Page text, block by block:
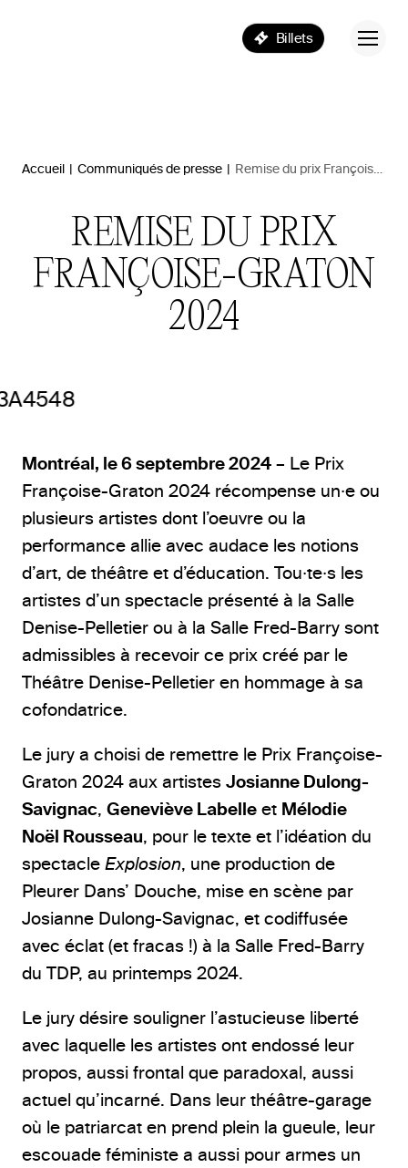
Billets
Accueil | Communiqués de presse | Remise du prix Françoise-Graton 2024
REMISE DU PRIX
FRANÇOISE-GRATON
2024
Montréal, le 6 septembre 2024 – Le Prix
Françoise-Graton 2024 récompense un·e ou
plusieurs artistes dont l’oeuvre ou la
performance allie avec audace les notions
d’art, de théâtre et d’éducation. Tou·te·s les
artistes d’un spectacle présenté à la Salle
Denise-Pelletier ou à la Salle Fred-Barry sont
admissibles à recevoir ce prix créé par le
Théâtre Denise-Pelletier en hommage à sa
cofondatrice.
Le jury a choisi de remettre le Prix Françoise-
Graton 2024 aux artistes Josianne Dulong-
Savignac, Geneviève Labelle et Mélodie
Noël Rousseau, pour le texte et l’idéation du
spectacle Explosion, une production de
Pleurer Dans’ Douche, mise en scène par
Josianne Dulong-Savignac, et codiffusée
avec éclat (et fracas !) à la Salle Fred-Barry
du TDP, au printemps 2024.
Le jury désire souligner l’astucieuse liberté
avec laquelle les artistes ont endossé leur
propos, aussi frontal que paradoxal, aussi
actuel qu’incarné. Dans leur théâtre-garage
où le patriarcat en prend plein la gueule, leur
escouade féministe a aussi pour armes un